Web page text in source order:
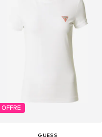
OFFRE
GUESS